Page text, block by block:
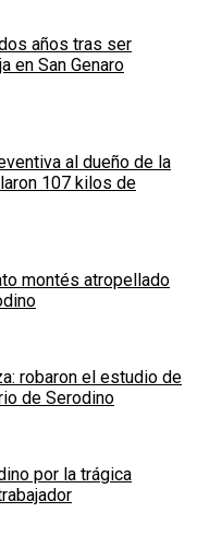
años tras ser
en San Genaro
al dueño de la
107 kilos de
montés atropellado
robaron el estudio de
de Serodino
por la trágica